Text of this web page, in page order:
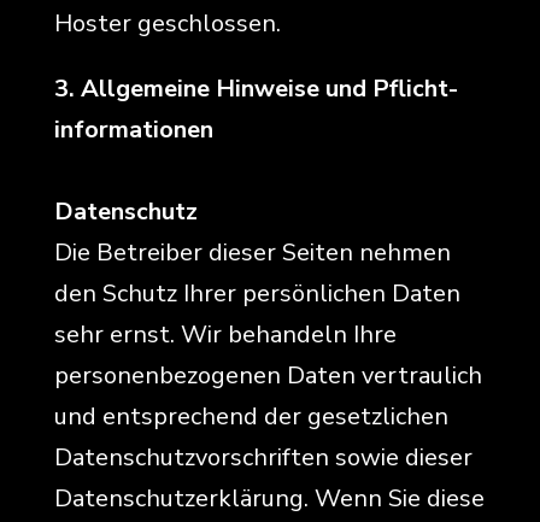
Hoster geschlossen.
3. Allgemeine Hinweise und Pflicht­
informationen
Datenschutz
Die Betreiber dieser Seiten nehmen
den Schutz Ihrer persönlichen Daten
sehr ernst. Wir behandeln Ihre
personenbezogenen Daten vertraulich
und entsprechend der gesetzlichen
Datenschutzvorschriften sowie dieser
Datenschutzerklärung. Wenn Sie diese